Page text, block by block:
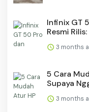
Infinix GT
Resmi Rilis:
3 months
5 Cara
Supaya
3 months